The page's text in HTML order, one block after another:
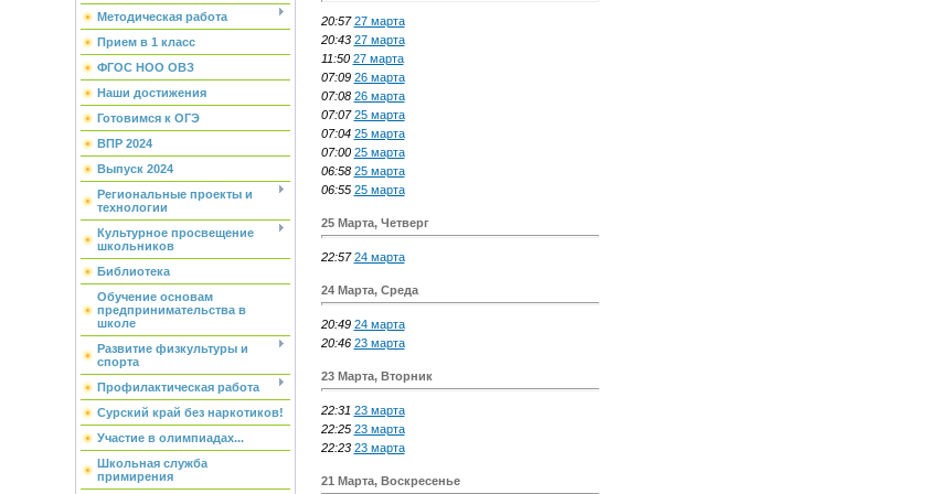
Методическая работа
Прием в 1 класс
ФГОС НОО ОВЗ
Наши достижения
Готовимся к ОГЭ
ВПР 2024
Выпуск 2024
Региональные проекты и
технологии
Культурное просвещение
школьников
Библиотека
Обучение основам
предпринимательства в
школе
Развитие физкультуры и
спорта
Профилактическая работа
Сурский край без наркотиков!
Участие в олимпиадах...
Школьная служба
примирения
20:57 27 марта
20:43 27 марта
11:50 27 марта
07:09 26 марта
07:08 26 марта
07:07 25 марта
07:04 25 марта
07:00 25 марта
06:58 25 марта
06:55 25 марта
25 Марта, Четверг
22:57 24 марта
24 Марта, Среда
20:49 24 марта
20:46 23 марта
23 Марта, Вторник
22:31 23 марта
22:25 23 марта
22:23 23 марта
21 Марта, Воскресенье